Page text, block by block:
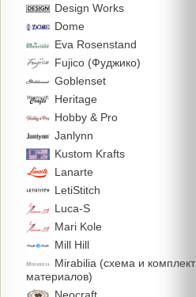
Design Works
Dome
Eva Rosenstand
Fujico (Фуджико)
Goblenset
Heritage
Hobby & Pro
Janlynn
Kustom Krafts
Lanarte
LetiStitch
Luca-S
Mari Kole
Mill Hill
Mirabilia (схема и комплект
материалов)